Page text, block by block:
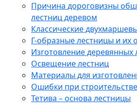
Причина дороговизны
лестниц деревом
Классические
Г-образные лестницы и их
Изготовление деревянных
Освещение лестниц
Материалы для
Ошибки при
Тетива – основа лестницы